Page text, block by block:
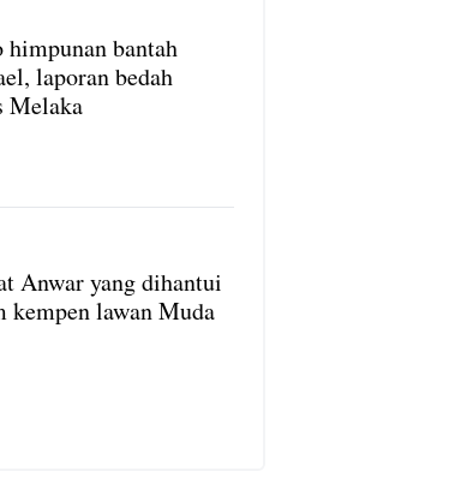
bantah
laporan bedah
Melaka
Anwar yang dihantui
kempen lawan Muda